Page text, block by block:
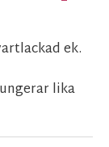
ek.
lika